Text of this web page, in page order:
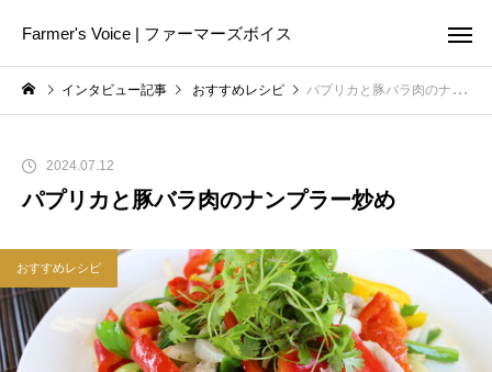
Farmer's Voice | ファーマーズボイス
インタビュー記事 おすすめレシピ パプリカと豚バラ肉のナンプラー炒め
2024.07.12
パプリカと豚バラ肉のナンプラー炒め
おすすめレシピ